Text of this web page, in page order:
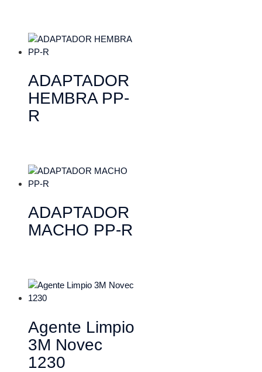
ADAPTADOR
HEMBRA PP-
R
ADAPTADOR
MACHO PP-R
Agente Limpio
3M Novec
1230